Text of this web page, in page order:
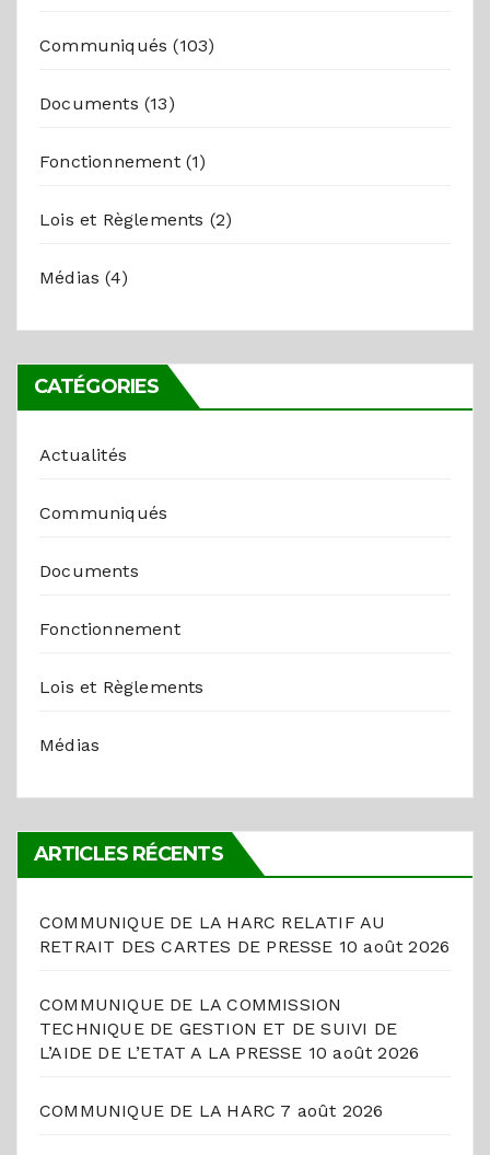
Communiqués (103)
Documents (13)
Fonctionnement(1)
Lois et Règlements (2)
Médias (4)
CATÉGORIES
Actualités
Communiqués
Documents
Fonctionnement
Lois et Règlements
Médias
ARTICLES RÉCENTS
COMMUNIQUE DE LA HARC RELATIF AU
RETRAIT DES CARTES DE PRESSE 10 août 2026
COMMUNIQUE DE LA COMMISSION
TECHNIQUE DE GESTION ET DE SUIVI DE
L’AIDE DE L’ETAT A LA PRESSE 10 août 2026
COMMUNIQUE DE LA HARC 7 août 2026